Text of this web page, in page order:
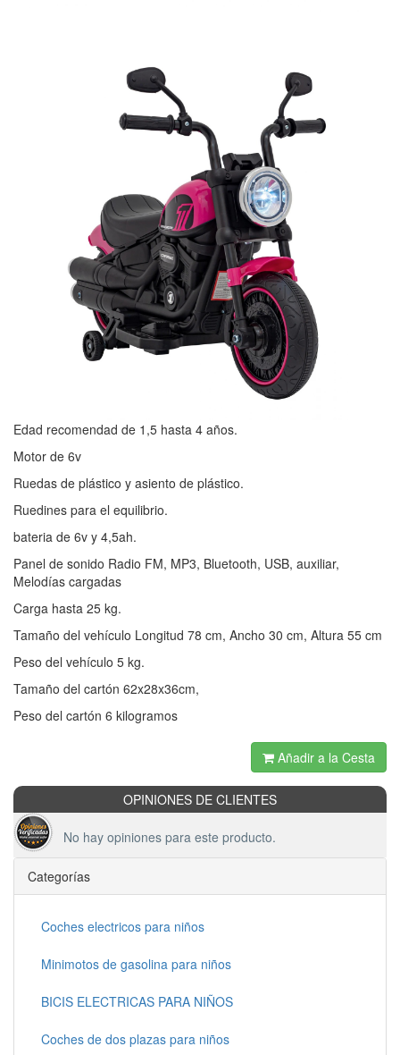
Edad recomendad de 1,5 hasta 4 años.
Motor de 6v
Ruedas de plástico y asiento de plástico.
Ruedines para el equilibrio.
bateria de 6v y 4,5ah.
Panel de sonido Radio FM, MP3, Bluetooth, USB, auxiliar,
Melodías cargadas
Carga hasta 25 kg.
Tamaño del vehículo Longitud 78 cm, Ancho 30 cm, Altura 55 cm
Peso del vehículo 5 kg.
Tamaño del cartón 62x28x36cm,
Peso del cartón 6 kilogramos
Añadir a la Cesta
OPINIONES DE CLIENTES
No hay opiniones para este producto.
Categorías
Coches electricos para niños
Minimotos de gasolina para niños
BICIS ELECTRICAS PARA NIÑOS
Coches de dos plazas para niños